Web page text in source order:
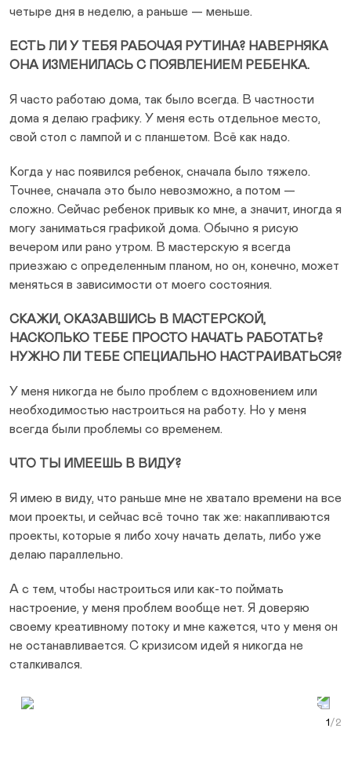
четыре дня в неделю, а раньше — меньше.
ЕСТЬ ЛИ У ТЕБЯ РАБОЧАЯ РУТИНА? НАВЕРНЯКА
ОНА ИЗМЕНИЛАСЬ С ПОЯВЛЕНИЕМ РЕБЕНКА.
Я часто работаю дома, так было всегда. В частности
дома я делаю графику. У меня есть отдельное место,
свой стол с лампой и с планшетом. Всё как надо.
Когда у нас появился ребенок, сначала было тяжело.
Точнее, сначала это было невозможно, а потом —
сложно. Сейчас ребенок привык ко мне, а значит, иногда я
могу заниматься графикой дома. Обычно я рисую
вечером или рано утром. В мастерскую я всегда
приезжаю с определенным планом, но он, конечно, может
меняться в зависимости от моего состояния.
СКАЖИ, ОКАЗАВШИСЬ В МАСТЕРСКОЙ,
НАСКОЛЬКО ТЕБЕ ПРОСТО НАЧАТЬ РАБОТАТЬ?
НУЖНО ЛИ ТЕБЕ СПЕЦИАЛЬНО НАСТРАИВАТЬСЯ?
У меня никогда не было проблем с вдохновением или
необходимостью настроиться на работу. Но у меня
всегда были проблемы со временем.
ЧТО ТЫ ИМЕЕШЬ В ВИДУ?
Я имею в виду, что раньше мне не хватало времени на все
мои проекты, и сейчас всё точно так же: накапливаются
проекты, которые я либо хочу начать делать, либо уже
делаю параллельно.
А с тем, чтобы настроиться или как-то поймать
настроение, у меня проблем вообще нет. Я доверяю
своему креативному потоку и мне кажется, что у меня он
не останавливается. С кризисом идей я никогда не
сталкивался.
Next Slide